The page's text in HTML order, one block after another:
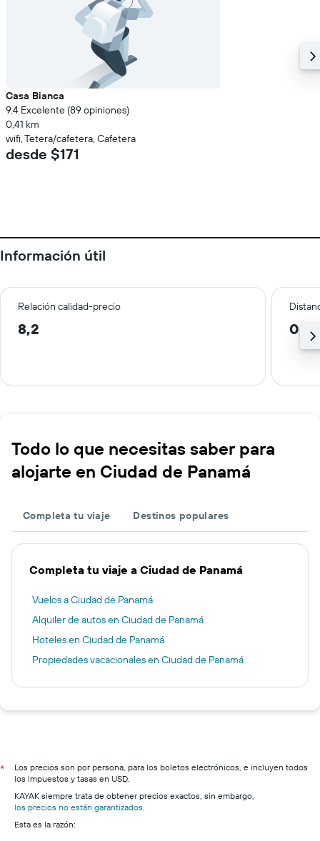
Casa Bianca
9.4 Excelente (89 opiniones)
0,41 km
wifi, Tetera/cafetera, Cafetera
desde $171
Información útil
Relación calidad-precio
8,2 0,7
Todo lo que necesitas saber para
alojarte en Ciudad de Panamá
Completa tu viaje Destinos populares
Completa tu viaje a Ciudad de Panamá
Vuelos a Ciudad de Panamá
Alquiler de autos en Ciudad de Panamá
Hoteles en Ciudad de Panamá
Propiedades vacacionales en Ciudad de Panamá
*
Los precios son por persona, para los boletos electrónicos, e incluyen todos
los impuestos y tasas en USD.
KAYAK siempre trata de obtener precios exactos, sin embargo,
los precios no están garantizados.
Esta es la razón: